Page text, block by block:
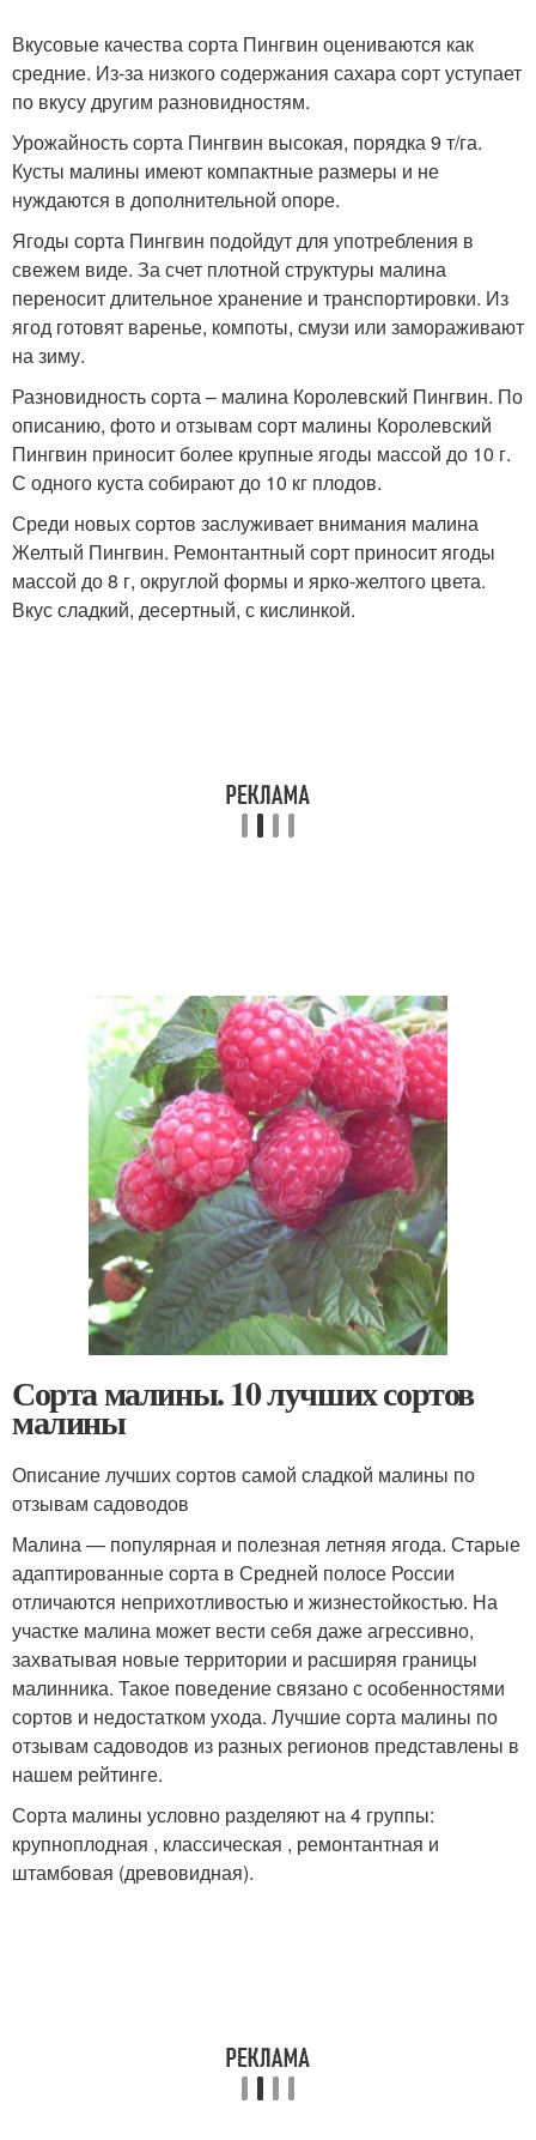
Вкусовые качества сорта Пингвин оцениваются как
средние. Из-за низкого содержания сахара сорт уступает
по вкусу другим разновидностям.
Урожайность сорта Пингвин высокая, порядка 9 т/га.
Кусты малины имеют компактные размеры и не
нуждаются в дополнительной опоре.
Ягоды сорта Пингвин подойдут для употребления в
свежем виде. За счет плотной структуры малина
переносит длительное хранение и транспортировки. Из
ягод готовят варенье, компоты, смузи или замораживают
на зиму.
Разновидность сорта – малина Королевский Пингвин. По
описанию, фото и отзывам сорт малины Королевский
Пингвин приносит более крупные ягоды массой до 10 г.
С одного куста собирают до 10 кг плодов.
Среди новых сортов заслуживает внимания малина
Желтый Пингвин. Ремонтантный сорт приносит ягоды
массой до 8 г, округлой формы и ярко-желтого цвета.
Вкус сладкий, десертный, с кислинкой.
Сорта малины. 10 лучших сортов
малины
Описание лучших сортов самой сладкой малины по
отзывам садоводов
Малина — популярная и полезная летняя ягода. Старые
адаптированные сорта в Средней полосе России
отличаются неприхотливостью и жизнестойкостью. На
участке малина может вести себя даже агрессивно,
захватывая новые территории и расширяя границы
малинника. Такое поведение связано с особенностями
сортов и недостатком ухода. Лучшие сорта малины по
отзывам садоводов из разных регионов представлены в
нашем рейтинге.
Сорта малины условно разделяют на 4 группы:
крупноплодная , классическая , ремонтантная и
штамбовая (древовидная).